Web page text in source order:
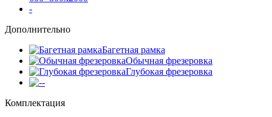
-
Дополнительно
Багетная рамка
Обычная фрезеровка
Глубокая фрезеровка
-
Комплектация